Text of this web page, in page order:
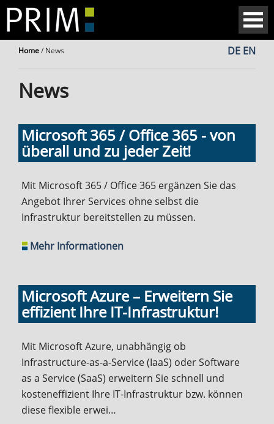
Home/ News DE EN
News
Microsoft 365 / Office 365 - von
überall und zu jeder Zeit!
Mit Microsoft 365 / Office 365 ergänzen Sie das
Angebot Ihrer Services ohne selbst die
Infrastruktur bereitstellen zu müssen.
Mehr Informationen
Microsoft Azure – Erweitern Sie
effizient Ihre IT-Infrastruktur!
Mit Microsoft Azure, unabhängig ob
Infrastructure-as-a-Service (IaaS) oder Software
as a Service (SaaS) erweitern Sie schnell und
kosteneffizient Ihre IT-Infrastruktur bzw. können
diese flexible erwei…